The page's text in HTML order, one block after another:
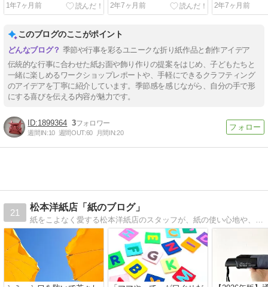
1年7ヶ月前
2年7ヶ月前
2年7ヶ月前
このブログのここがポイント
季節や行事を彩るユニークな折り紙作品と創作アイデア
伝統的な行事に合わせた紙お面や飾り作りの提案をはじめ、子どもたちと
一緒に楽しめるワークショップレポートや、手軽にできるクラフティング
のアイデアを丁寧に紹介しています。季節感を感じながら、自分の手で形
にする喜びを伝える内容が魅力です。
1899364 3
週間IN:10 週間OUT:60 月間IN:20
21
松本洋紙店「紙のブログ」
紙をこよなく愛する松本洋紙店のスタッフが、紙の使い心地や、使用例、豆知識などドンドン発信していきます！